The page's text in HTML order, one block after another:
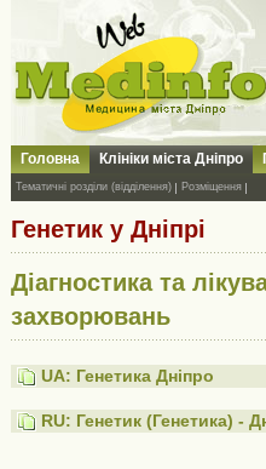
Головна Клініки міста Дніпро
Тематичні розділи (відділення) Розміщення
Генетик у Дніпрі
Діагностика та
захворювань
UA: Генетика Дніпро
RU: Генетик (Генетика) -